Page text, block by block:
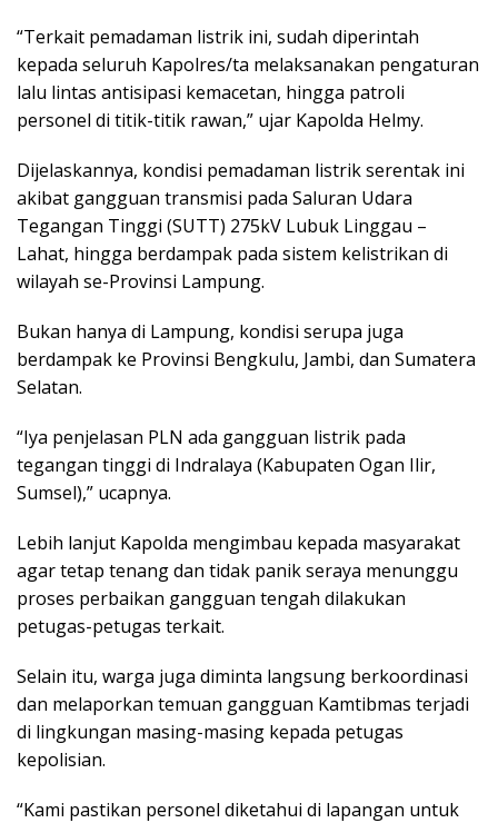
“Terkait pemadaman listrik ini, sudah diperintah
kepada seluruh Kapolres/ta melaksanakan pengaturan
lalu lintas antisipasi kemacetan, hingga patroli
personel di titik-titik rawan,” ujar Kapolda Helmy.
Dijelaskannya, kondisi pemadaman listrik serentak ini
akibat gangguan transmisi pada Saluran Udara
Tegangan Tinggi (SUTT) 275kV Lubuk Linggau –
Lahat, hingga berdampak pada sistem kelistrikan di
wilayah se-Provinsi Lampung.
Bukan hanya di Lampung, kondisi serupa juga
berdampak ke Provinsi Bengkulu, Jambi, dan Sumatera
Selatan.
“Iya penjelasan PLN ada gangguan listrik pada
tegangan tinggi di Indralaya (Kabupaten Ogan Ilir,
Sumsel),” ucapnya.
Lebih lanjut Kapolda mengimbau kepada masyarakat
agar tetap tenang dan tidak panik seraya menunggu
proses perbaikan gangguan tengah dilakukan
petugas-petugas terkait.
Selain itu, warga juga diminta langsung berkoordinasi
dan melaporkan temuan gangguan Kamtibmas terjadi
di lingkungan masing-masing kepada petugas
kepolisian.
“Kami pastikan personel diketahui di lapangan untuk